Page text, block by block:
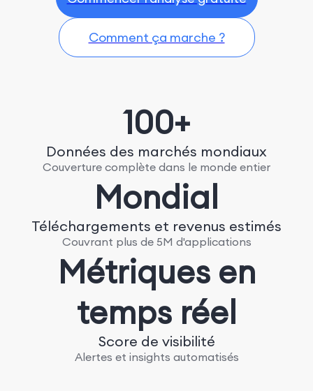
Comment ça marche ?
100+
Données des marchés mondiaux
Couverture complète dans le monde entier
Mondial
Téléchargements et revenus estimés
Couvrant plus de 5M d'applications
Métriques en
temps réel
Score de visibilité
Alertes et insights automatisés